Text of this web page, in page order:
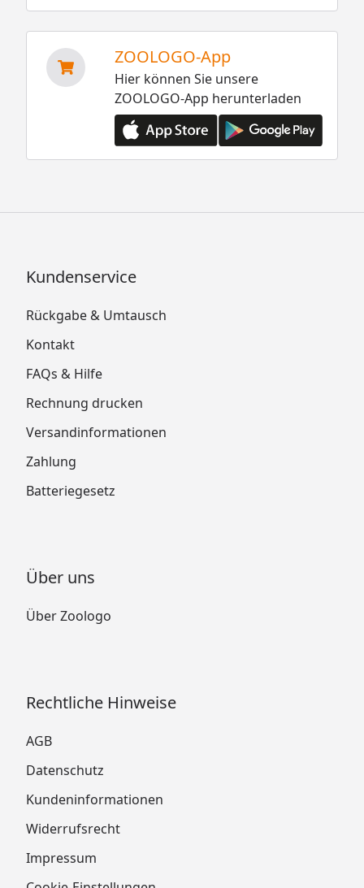
ZOOLOGO-App
Hier können Sie unsere
ZOOLOGO-App herunterladen
Kundenservice
Rückgabe & Umtausch
Kontakt
FAQs & Hilfe
Rechnung drucken
Versandinformationen
Zahlung
Batteriegesetz
Über uns
Über Zoologo
Rechtliche Hinweise
AGB
Datenschutz
Kundeninformationen
Widerrufsrecht
Impressum